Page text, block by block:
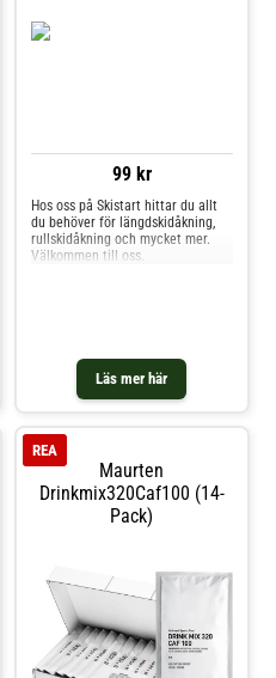
99 kr
Läs mer här
Hos oss på Skistart hittar du allt
du behöver för längdskidåkning,
rullskidåkning och mycket mer.
Välkommen till oss.
Maurten
Drinkmix320Caf100 (14-
Pack)
REA